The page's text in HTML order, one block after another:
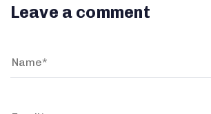
Leave a comment